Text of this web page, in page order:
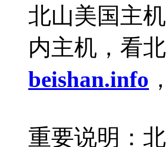
北山美国主
内主机，看
beishan.info
重要说明：